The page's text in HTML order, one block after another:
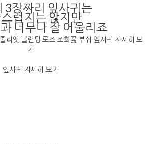
3장짜리 잎사귀는
럽지는 않지만
너무나 잘 어울리죠
잎사귀 자세히 보기